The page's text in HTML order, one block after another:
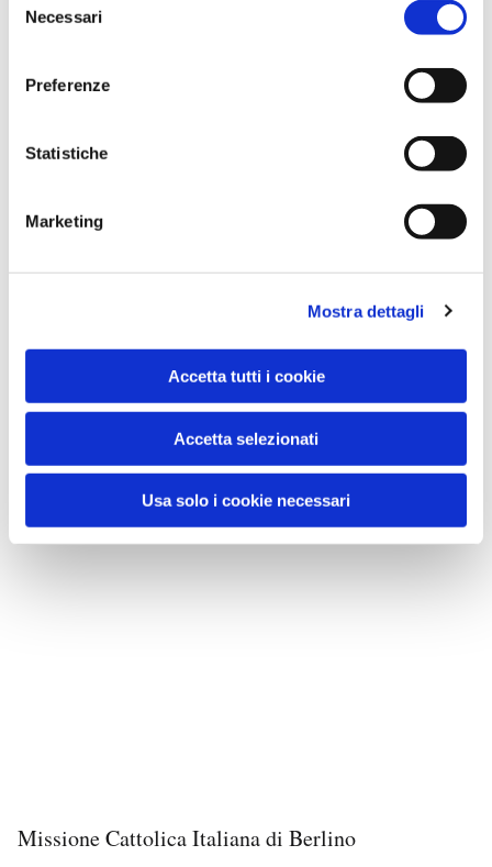
delNecessari
Preferenze
Statistiche
Marketing
Mostra dettagli
Accetta tutti i cookie
Accetta selezionati
Usa solo i cookie necessari
Missione Cattolica Italiana di Berlino